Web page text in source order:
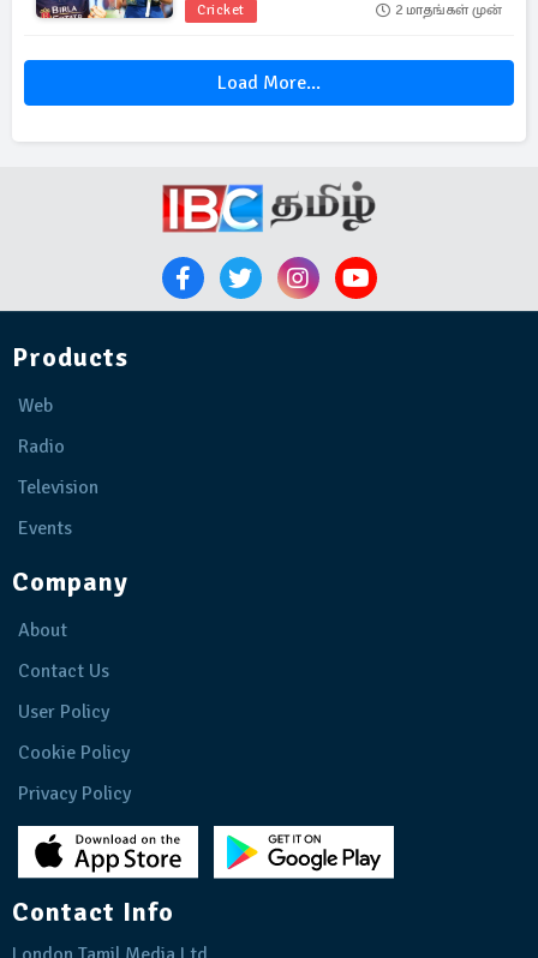
Cricket 2 மாதங்கள் முன்
Load More...
Products
Web
Radio
Television
Events
Company
About
Contact Us
User Policy
Cookie Policy
Privacy Policy
Contact Info